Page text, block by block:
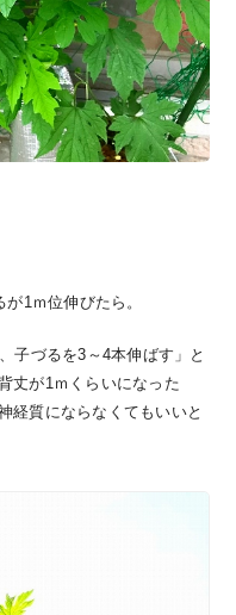
1ｍ位伸びたら。
子づるを3～4本伸ばす」と
丈が1ｍくらいになった
経質にならなくてもいいと